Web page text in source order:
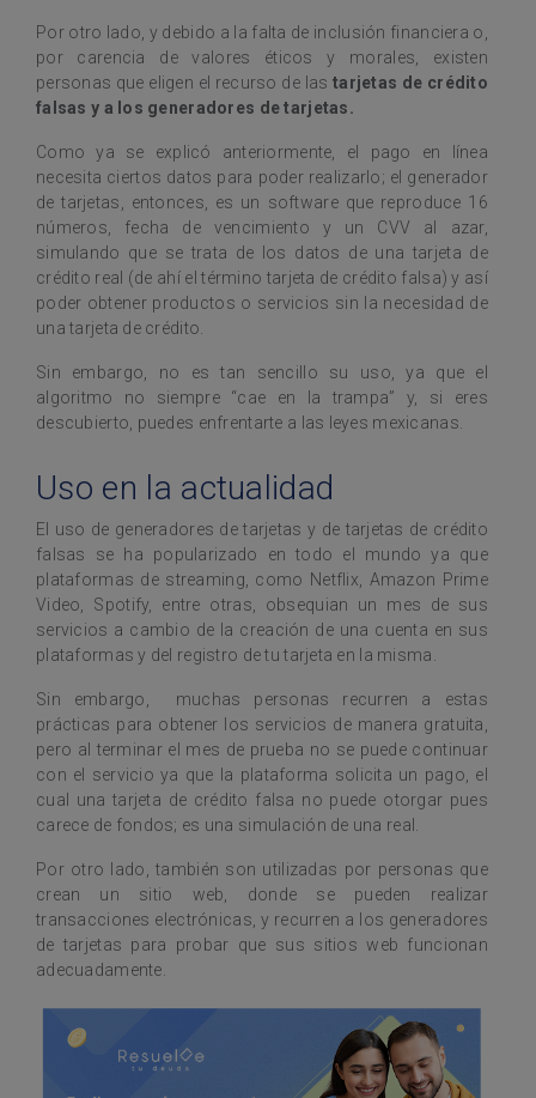
Por otro lado, y debido a la falta de inclusión financiera o,
por carencia de valores éticos y morales, existen
personas que eligen el recurso de las tarjetas de crédito
falsas y a los generadores de tarjetas.
Como ya se explicó anteriormente, el pago en línea
necesita ciertos datos para poder realizarlo; el generador
de tarjetas, entonces, es un software que reproduce 16
números, fecha de vencimiento y un CVV al azar,
simulando que se trata de los datos de una tarjeta de
crédito real (de ahí el término tarjeta de crédito falsa) y así
poder obtener productos o servicios sin la necesidad de
una tarjeta de crédito.
Sin embargo, no es tan sencillo su uso, ya que el
algoritmo no siempre “cae en la trampa” y, si eres
descubierto, puedes enfrentarte a las leyes mexicanas.
Uso en la actualidad
El uso de generadores de tarjetas y de tarjetas de crédito
falsas se ha popularizado en todo el mundo ya que
plataformas de streaming, como Netflix, Amazon Prime
Video, Spotify, entre otras, obsequian un mes de sus
servicios a cambio de la creación de una cuenta en sus
plataformas y del registro de tu tarjeta en la misma.
Sin embargo, muchas personas recurren a estas
prácticas para obtener los servicios de manera gratuita,
pero al terminar el mes de prueba no se puede continuar
con el servicio ya que la plataforma solicita un pago, el
cual una tarjeta de crédito falsa no puede otorgar pues
carece de fondos; es una simulación de una real.
Por otro lado, también son utilizadas por personas que
crean un sitio web, donde se pueden realizar
transacciones electrónicas, y recurren a los generadores
de tarjetas para probar que sus sitios web funcionan
adecuadamente.